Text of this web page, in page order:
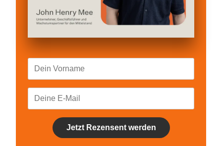
Jetzt Rezensent werden